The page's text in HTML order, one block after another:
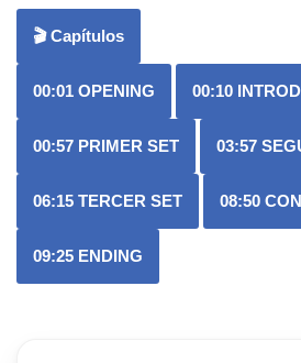
🎬 Capítulos
00:01 OPENING 00:10
00:57 PRIMER SET 03:57
06:15 TERCER SET 08:50
09:25 ENDING